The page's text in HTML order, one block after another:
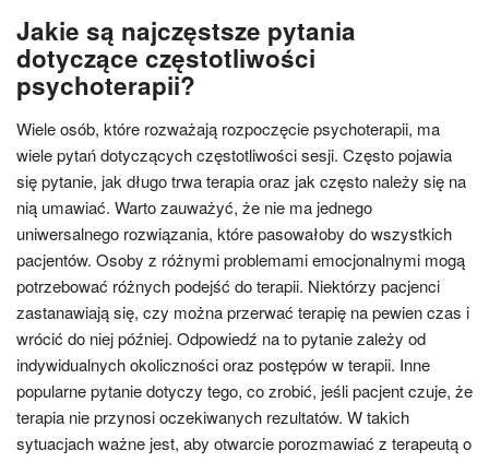
Jakie są najczęstsze pytania
dotyczące częstotliwości
psychoterapii?
Wiele osób, które rozważają rozpoczęcie psychoterapii, ma
wiele pytań dotyczących częstotliwości sesji. Często pojawia
się pytanie, jak długo trwa terapia oraz jak często należy się na
nią umawiać. Warto zauważyć, że nie ma jednego
uniwersalnego rozwiązania, które pasowałoby do wszystkich
pacjentów. Osoby z różnymi problemami emocjonalnymi mogą
potrzebować różnych podejść do terapii. Niektórzy pacjenci
zastanawiają się, czy można przerwać terapię na pewien czas i
wrócić do niej później. Odpowiedź na to pytanie zależy od
indywidualnych okoliczności oraz postępów w terapii. Inne
popularne pytanie dotyczy tego, co zrobić, jeśli pacjent czuje, że
terapia nie przynosi oczekiwanych rezultatów. W takich
sytuacjach ważne jest, aby otwarcie porozmawiać z terapeutą o